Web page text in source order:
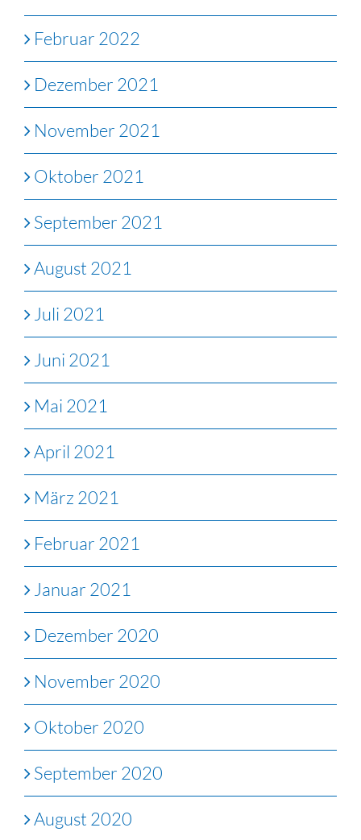
Februar 2022
Dezember 2021
November 2021
Oktober 2021
September 2021
August 2021
Juli 2021
Juni 2021
Mai 2021
April 2021
März 2021
Februar 2021
Januar 2021
Dezember 2020
November 2020
Oktober 2020
September 2020
August 2020